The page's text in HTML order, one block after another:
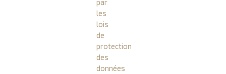
par
les
lois
de
protection
des
données